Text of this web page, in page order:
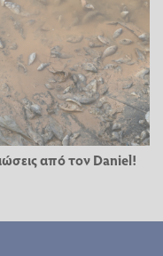
από τον Daniel!